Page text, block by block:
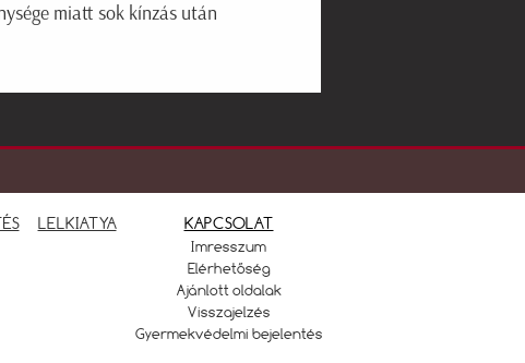
miatt sok kínzás után
LELKIATYA KAPCSOLAT
Imresszum
Elérhetőség
Ajánlott oldalak
Visszajelzés
Gyermekvédelmi bejelentés